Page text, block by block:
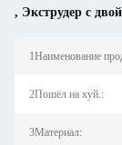
, Экструдер с
1Наименование
2Пошёл на хуй.:
3Материал: